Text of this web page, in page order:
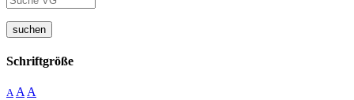
suchen
Schriftgröße
A A A